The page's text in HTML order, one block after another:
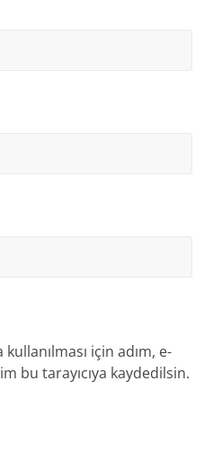
için adım, e-
bu tarayıcıya kaydedilsin.